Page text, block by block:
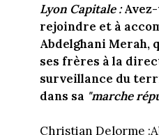
Lyon Capitale :
rejoindre et à
Abdelghani Merah,
ses frères à la
surveillance du
dans sa "marche
Christian Delorme